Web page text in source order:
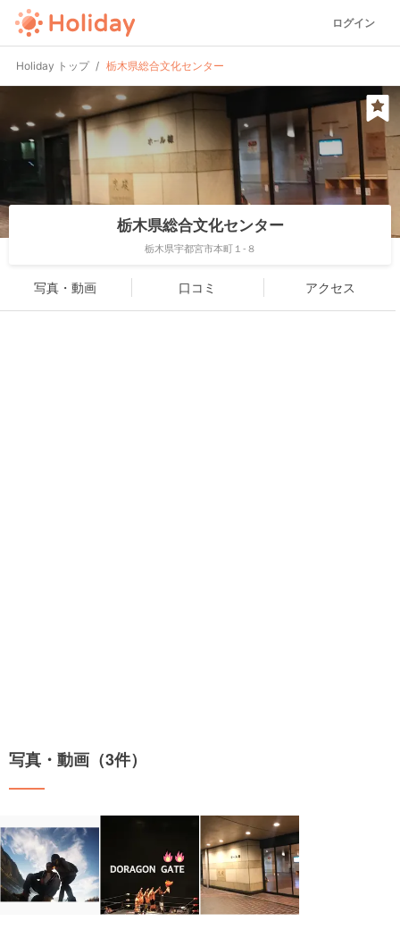
ログイン
Holiday トップ 栃木県総合文化センター
栃木県総合文化センター
栃木県宇都宮市本町１-８
写真・動画 口コミ アクセス
写真・動画（3件）